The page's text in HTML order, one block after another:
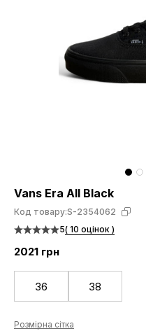
Vans Era All Black
Код товару:S-2354062
5( 10 оцінок )
2021 грн
36 38
Розмірна сітка